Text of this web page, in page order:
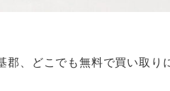
、どこでも無料で買い取